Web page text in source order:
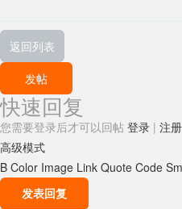
返回列表
发帖
快速回复
您需要登录后才可以回帖 登录 | 注册
高级模式
B Color Image Link Quote Code
发表回复